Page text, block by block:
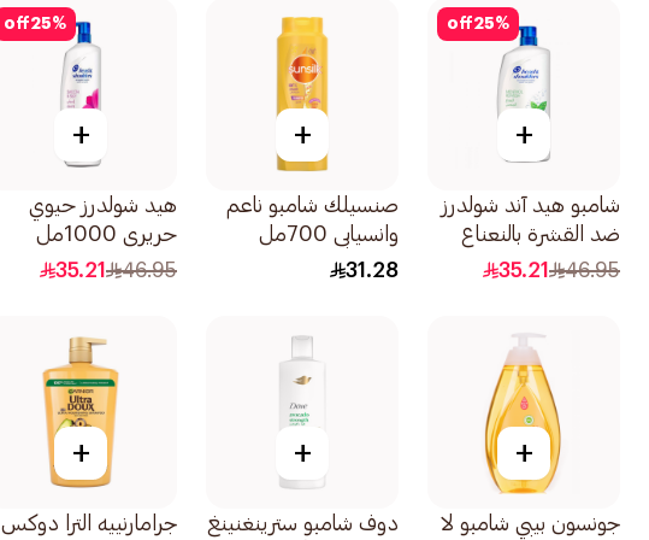
25%
off
+
شامبو هيد آند شولدرز
ضد القشرة بالنعناع
المنعش يتحكم في
46.95
35.21
+
صنسيلك شامبو ناعم
وانسيابي 700مل
31.28
25%
off
+
هيد شولدرز حيوي
حريري 1000مل
46.95
35.21
+
جونسون بيبي شامبو لا
+
دوف شامبو سترينغنينغ
+
جرامارنييه الترا دوكس